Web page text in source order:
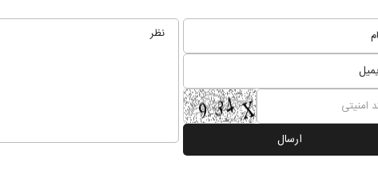
صفحات نخست روزنامه ها‌ی یکشنبه ۴ مردادماه